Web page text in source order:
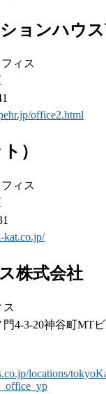
ションハウ
ィス
office2.html
）
ィス
kat.co.jp/
ス株式会社
ス
4-3-20神谷町MT
locations/